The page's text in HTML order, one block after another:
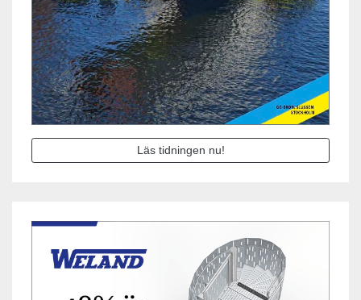
Läs tidningen nu!